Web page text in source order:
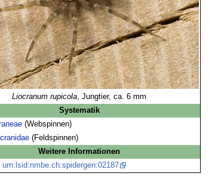
Liocranum rupicola, Jungtier, ca. 6 mm
Systematik
(Webspinnen)
(Feldspinnen)
Weitere Informationen
urn:lsid:nmbe.ch:spidergen:02187